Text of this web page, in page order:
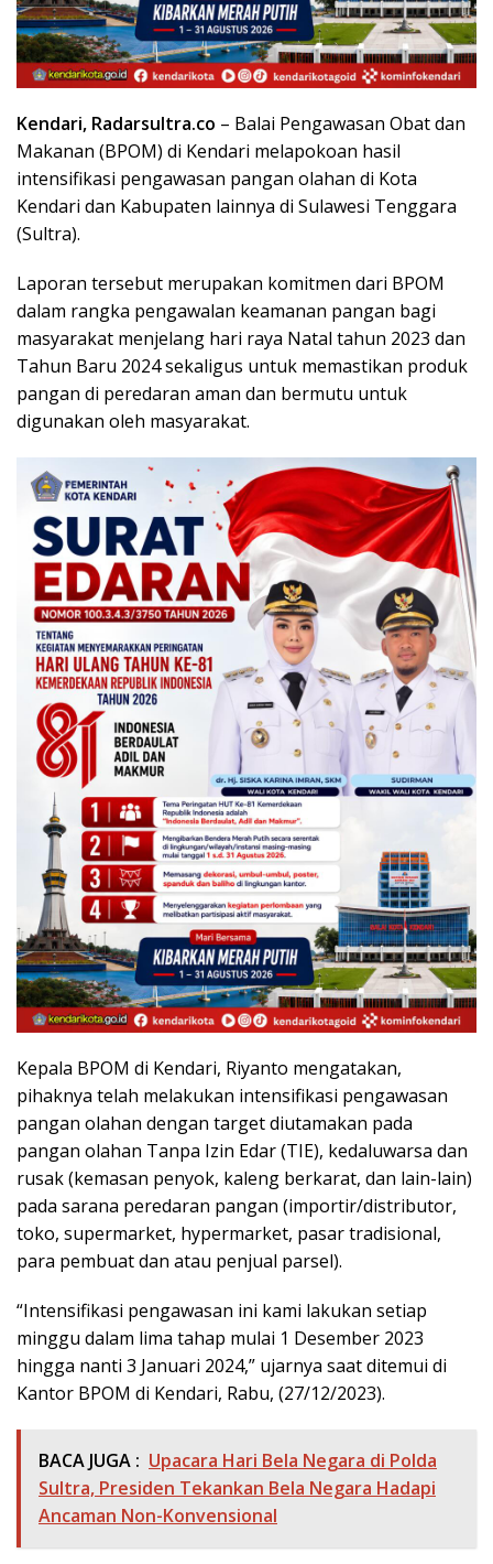
Kendari, Radarsultra.co – Balai Pengawasan Obat dan
Makanan (BPOM) di Kendari melapokoan hasil
intensifikasi pengawasan pangan olahan di Kota
Kendari dan Kabupaten lainnya di Sulawesi Tenggara
(Sultra).
Laporan tersebut merupakan komitmen dari BPOM
dalam rangka pengawalan keamanan pangan bagi
masyarakat menjelang hari raya Natal tahun 2023 dan
Tahun Baru 2024 sekaligus untuk memastikan produk
pangan di peredaran aman dan bermutu untuk
digunakan oleh masyarakat.
Kepala BPOM di Kendari, Riyanto mengatakan,
pihaknya telah melakukan intensifikasi pengawasan
pangan olahan dengan target diutamakan pada
pangan olahan Tanpa Izin Edar (TIE), kedaluwarsa dan
rusak (kemasan penyok, kaleng berkarat, dan lain-lain)
pada sarana peredaran pangan (importir/distributor,
toko, supermarket, hypermarket, pasar tradisional,
para pembuat dan atau penjual parsel).
“Intensifikasi pengawasan ini kami lakukan setiap
minggu dalam lima tahap mulai 1 Desember 2023
hingga nanti 3 Januari 2024,” ujarnya saat ditemui di
Kantor BPOM di Kendari, Rabu, (27/12/2023).
BACA JUGA : Upacara Hari Bela Negara di Polda
Sultra, Presiden Tekankan Bela Negara Hadapi
Ancaman Non-Konvensional